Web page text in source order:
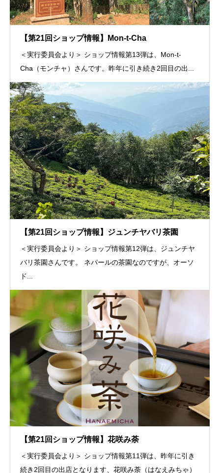
【第21回ショップ情報】Mon-t-Cha
＜実行委員会より＞ ショップ情報第13弾は、Mon-t-
Cha（モンチャ）さんです。昨年に引き続き2回目の出...
【第21回ショップ情報】ジュンチヤバリ茶園
＜実行委員会より＞ ショップ情報第12弾は、ジュンチヤ
バリ茶園さんです。 ネパールの茶園なのですが、オーソ
ド...
【第21回ショップ情報】花咲み荼
＜実行委員会より＞ ショップ情報第11弾は、昨年に引き
続き2回目の出店となります、花咲み荼（はなえみちゃ）